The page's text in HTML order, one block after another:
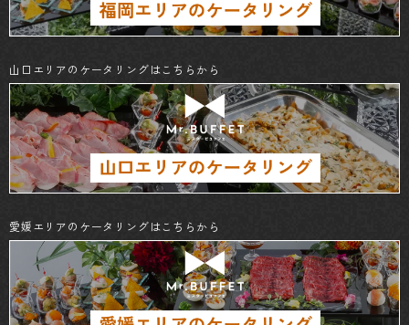
山口エリアのケータリングはこちらから
愛媛エリアのケータリングはこちらから